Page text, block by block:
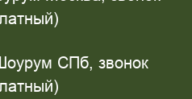
СПб, звонок